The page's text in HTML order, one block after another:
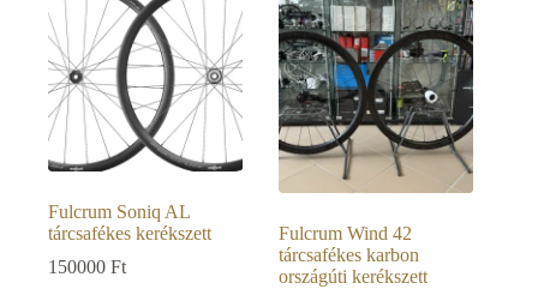
Fulcrum Soniq AL
tárcsafékes kerékszett
150000 Ft
Fulcrum Wind 42
tárcsafékes karbon
országúti kerékszett